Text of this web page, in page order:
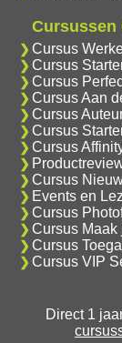
Cursussen
Cursus
Cursus
Cursus
Cursus Aan
Cursus
Cursus
Cursus
Cursus
Events en
Cursus
Cursus Maak
Cursus
Cursus VIP
Direct 1